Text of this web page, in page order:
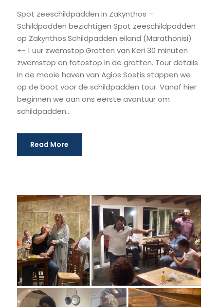
Spot zeeschildpadden in Zakynthos –
Schildpadden bezichtigen Spot zeeschildpadden
op Zakynthos.Schildpadden eiland (Marathonisi)
+- 1 uur zwemstop.Grotten van Keri 30 minuten
zwemstop en fotostop in de grotten. Tour details
In de mooie haven van Agios Sostis stappen we
op de boot voor de schildpadden tour. Vanaf hier
beginnen we aan ons eerste avontuur om
schildpadden...
Read More